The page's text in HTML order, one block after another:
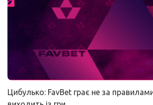
Цибулько: FavBet грає не за